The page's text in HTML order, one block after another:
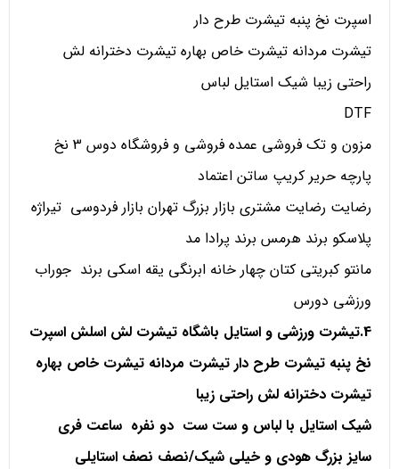
اسپرت نخ پنبه تیشرت طرح دار
تیشرت مردانه تیشرت خاص بهاره تیشرت دخترانه لش
راحتی زیبا شیک استایل لباس
DTF
مزون و تک فروشی عمده فروشی و فروشگاه دوس 3 نخ
پارچه حریر کریپ ساتن اعتماد
رضایت رضایت مشتری بازار بزرگ تهران بازار فردوسی تیراژه
پلاسکو برند هرمس برند پرادا مد
مانتو کبریتی کتان چهار خانه ابرنگی یقه اسکی برند جوراب
ورزشی دورس
4.تیشرت ورزشی و استایل باشگاه تیشرت لش اسلش اسپرت
نخ پنبه تیشرت طرح دار تیشرت مردانه تیشرت خاص بهاره
تیشرت دخترانه لش راحتی زیبا
شیک استایل با لباس و ست ست دو نفره ساعت فری
سایز بزرگ هودی و خیلی شیک/نصف نصف استایلی